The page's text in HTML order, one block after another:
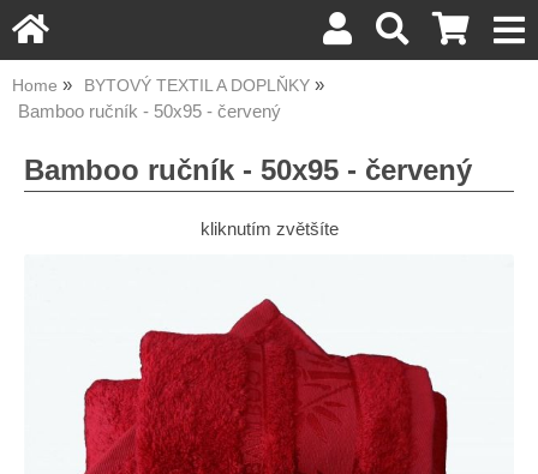
Home BYTOVÝ TEXTIL A DOPLŇKY
Bamboo ručník - 50x95 - červený
Bamboo ručník - 50x95 - červený
kliknutím zvětšíte